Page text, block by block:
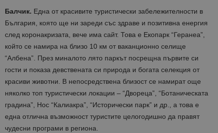
Балчик. Една от красивите туристически забележителности в
България, която ще ни зареди със здраве и позитивна енергия
след коронакризата, вече има сайт. Това е Екопарк “Геранеа”,
който се намира на близо 10 км от ваканционно селище
“Албена”. През миналото лято паркът посрещна първите си
гости и показа девствената си природа и богата селекция от
красиви животни. В непосредствена близост се намират още
няколко топ туристически локации – “Двореца”, “Ботаническата
градина”, Нос “Калиакра”, “Исторически парк” и др., а това е
една отлична възможност туристите целогодишно да правят
чудесни програми в региона.